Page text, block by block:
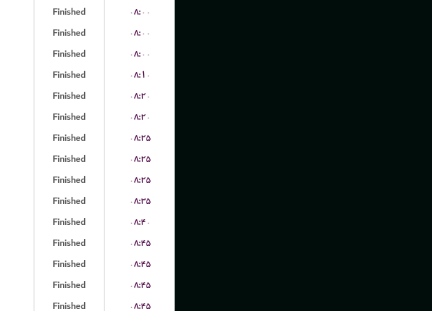
Finished
۰۸:۰۰
Finished
۰۸:۰۰
Finished
۰۸:۰۰
Finished
۰۸:۱۰
Finished
۰۸:۲۰
Finished
۰۸:۲۰
Finished
۰۸:۲۵
Finished
۰۸:۲۵
Finished
۰۸:۲۵
Finished
۰۸:۳۵
Finished
۰۸:۴۰
Finished
۰۸:۴۵
Finished
۰۸:۴۵
Finished
۰۸:۴۵
Finished ۰۸:۴۵